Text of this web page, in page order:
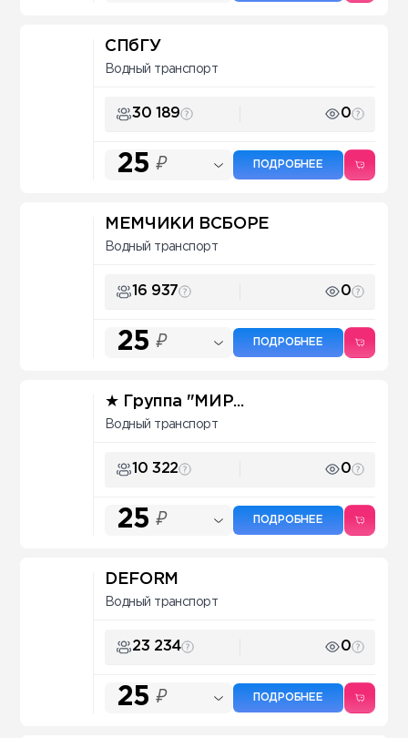
СПбГУ
Водный транспорт
30 189 0
25 ₽ ПОДРОБНЕЕ
МЕМЧИКИ ВСБОРЕ
Водный транспорт
16 937 0
25 ₽ ПОДРОБНЕЕ
★ Группа "МИР...
Водный транспорт
10 322 0
25 ₽ ПОДРОБНЕЕ
DEFORM
Водный транспорт
23 234 0
25 ₽ ПОДРОБНЕЕ